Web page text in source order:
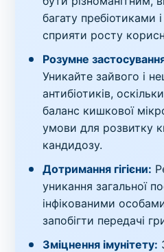
багату пребіотиками
сприяти росту
Розумне
Уникайте зайвого і
антибіотиків,
баланс кишкової
умови для розвитку
кандидозу.
Дотримання гігієни:
уникання загальної
інфікованими
запобігти передачі
Зміцнення імунітету: